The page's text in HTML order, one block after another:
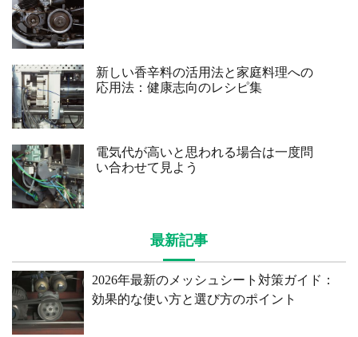
新しい香辛料の活用法と家庭料理への
応用法：健康志向のレシピ集
電気代が高いと思われる場合は一度問
い合わせて見よう
最新記事
2026年最新のメッシュシート対策ガイド：
効果的な使い方と選び方のポイント